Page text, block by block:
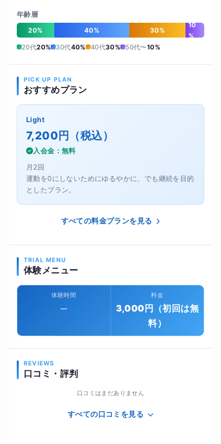
年齢層
20% 40% 30%
10
%
20代20% 30代40% 40代30% 50代〜10%
PICK UP PLAN
おすすめプラン
Light
7,200円（税込）
入会金：無料
月2回
運動を0にしないためにゆるやかに、でも継続を目的
としたプラン。
すべての料金プランを見る
TRIAL MENU
体験メニュー
体験時間
─
料金
3,000円（初回は無
料）
REVIEWS
口コミ・評判
口コミはまだありません
すべての口コミを見る